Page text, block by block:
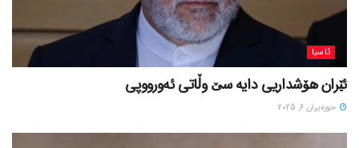
ئاسیا
ئێران هۆشداریی دایە سێ وڵاتی ئەورووپی
حوزه‌یران 6, 2025